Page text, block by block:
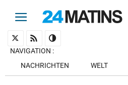
NAVIGATION :
NACHRICHTEN
WELT